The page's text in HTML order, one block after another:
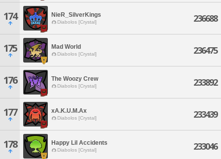
174 NieR_SilverKings
Diabolos [Crystal] 236688
175 Mad World
Diabolos [Crystal] 236475
176 The Woozy Crew
Diabolos [Crystal] 233892
177 xA.K.U.M.Ax
Diabolos [Crystal] 233439
178 Happy Lil Accidents
Diabolos [Crystal] 233046